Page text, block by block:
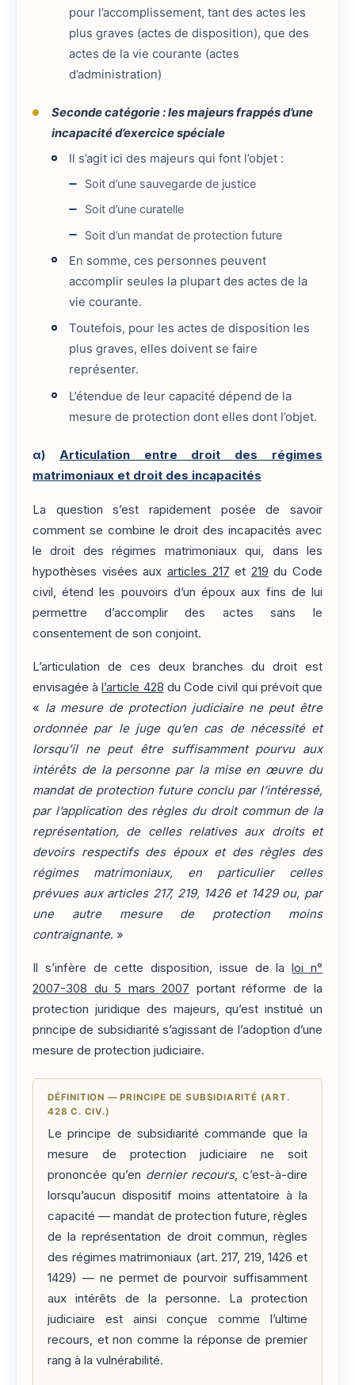
pour l’accomplissement, tant des actes les
plus graves (actes de disposition), que des
actes de la vie courante (actes
d’administration)
Seconde catégorie : les majeurs frappés d’une
incapacité d’exercice spéciale
Il s’agit ici des majeurs qui font l’objet :
Soit d’une sauvegarde de justice
Soit d’une curatelle
Soit d’un mandat de protection future
En somme, ces personnes peuvent
accomplir seules la plupart des actes de la
vie courante.
Toutefois, pour les actes de disposition les
plus graves, elles doivent se faire
représenter.
L’étendue de leur capacité dépend de la
mesure de protection dont elles dont l’objet.
α) Articulation entre droit des régimes
matrimoniaux et droit des incapacités
La question s’est rapidement posée de savoir
comment se combine le droit des incapacités avec
le droit des régimes matrimoniaux qui, dans les
hypothèses visées aux articles 217 et 219 du Code
civil, étend les pouvoirs d’un époux aux fins de lui
permettre d’accomplir des actes sans le
consentement de son conjoint.
L’articulation de ces deux branches du droit est
envisagée àl’article 428 du Code civil qui prévoit que
« la mesure de protection judiciaire ne peut être
ordonnée par le juge qu’en cas de nécessité et
lorsqu’il ne peut être suffisamment pourvu aux
intérêts de la personne par la mise en œuvre du
mandat de protection future conclu par l’intéressé,
par l’application des règles du droit commun de la
représentation, de celles relatives aux droits et
devoirs respectifs des époux et des règles des
régimes matrimoniaux, en particulier celles
prévues aux articles 217, 219, 1426 et 1429 ou, par
une autre mesure de protection moins
contraignante. »
Il s’infère de cette disposition, issue de laloi n°
2007-308 du 5 mars 2007 portant réforme de la
protection juridique des majeurs, qu’est institué un
principe de subsidiarité s’agissant de l’adoption d’une
mesure de protection judiciaire.
DÉFINITION — PRINCIPE DE SUBSIDIARITÉ (ART.
428 C. CIV.)
Le principe de subsidiarité commande que la
mesure de protection judiciaire ne soit
prononcée qu’en dernier recours, c’est-à-dire
lorsqu’aucun dispositif moins attentatoire à la
capacité — mandat de protection future, règles
de la représentation de droit commun, règles
des régimes matrimoniaux (art. 217, 219, 1426 et
1429) — ne permet de pourvoir suffisamment
aux intérêts de la personne. La protection
judiciaire est ainsi conçue comme l’ultime
recours, et non comme la réponse de premier
rang à la vulnérabilité.